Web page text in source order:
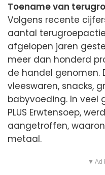
Toename van
Volgens recente
aantal
afgelopen jaren
meer dan honderd
de handel genomen.
vleeswaren, snacks,
babyvoeding. In veel
PLUS Erwtensoep,
aangetroffen,
metaal.
▼ Ad